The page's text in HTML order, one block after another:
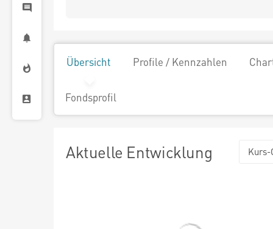
Übersicht Profile / Kennzahlen
Fondsprofil
Aktuelle Entwicklung Kurs-